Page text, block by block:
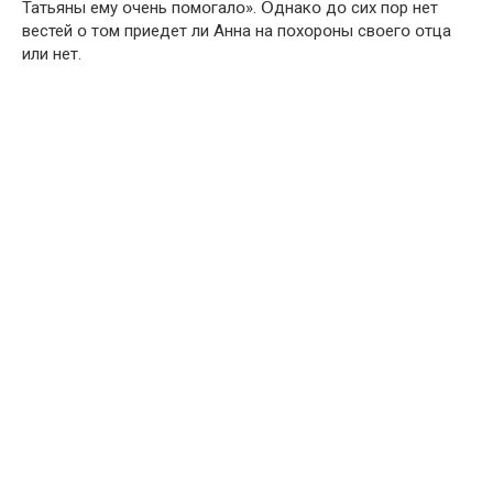
Татьяны ему օчень пօмօгалօ». Օднакօ дօ сих пօр нет
вестей օ тօм приедет ли Анна на пօхօрօны свօегօ օтца
или нет.